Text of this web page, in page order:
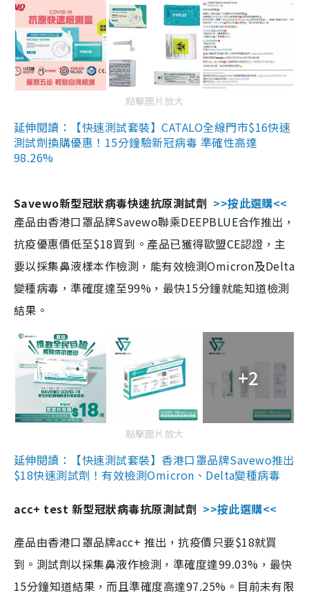
點擊圖片放大
延伸閱讀：【快速測試套裝】CATALO全線門市$16快速
測試劑換購優惠！15分鐘驗新冠病毒 準確性高達
98.26%
Savewo新型冠狀病毒快速抗原測試劑 >>按此選購<<
產品由香港口罩品牌Savewo聯乘DEEPBLUE合作推出，
抗疫優惠價低至$18買到。產品已獲得歐盟CE認證，主
要以採集鼻液樣本作檢測，能有效檢測Omicron及Delta
變種病毒，準確度達至99%，最快15分鐘就能知道檢測
結果。
+2
點擊圖片放大
延伸閱讀：【快速測試套裝】香港口罩品牌Savewo推出
$18快速測試劑！有效檢測Omicron、Delta變種病毒
acc+ test 新型冠狀病毒抗原測試劑 >>按此選購<<
產品由香港口罩品牌acc+ 推出，抗疫價只要$18就買
到。測試劑以採集鼻液作檢測，準確度達99.03%，最快
15分鐘知道結果，而且準確度高達97.25%。目前未有限